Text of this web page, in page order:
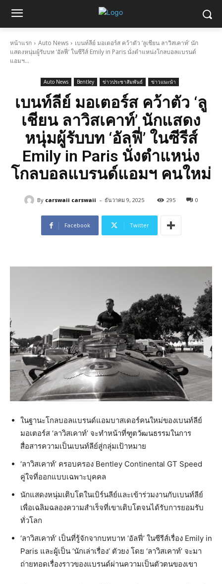
หน้าแรก Auto News
เบนท์ลีย์ มอเตอร์ส คว้าตัว ‘ลูเชียน ลาวิสเคาท์’ นัก
แสดงหนุ่มผู้รับบท ‘อัลฟี่’ ในซีรีส์ Emily in Paris นั่งตำแหน่งโกลบอลแบรนด์
แอมฯ...
Auto News Bentley ข่าวประชาสัมพันธ์ ข่าวแนะนำ
เบนท์ลีย์ มอเตอร์ส คว้าตัว ‘ลู
เชียน ลาวิสเคาท์’ นักแสดง
หนุ่มผู้รับบท ‘อัลฟี่’ ในซีรีส์
Emily in Paris นั่งตำแหน่ง
โกลบอลแบรนด์แอมฯ คนใหม่
By carswaii carswaii - ธันวาคม 9, 2025 295 0
Facebook Twitter
ในฐานะโกลบอลแบรนด์แอมบาสเดอร์คนใหม่ของเบนท์ลีย์
มอเตอร์ส ‘ลาวิสเคาท์’ จะทำหน้าที่ฑูตวัฒนธรรมในการ
สื่อสารความเป็นเบนท์ลีย์สู่กลุ่มเป้าหมาย
‘ลาวิสเคาท์’ ครอบครอง Bentley Continental GT Speed
คู่ใจ​​ที่ออกแบบเฉพาะบุคคล
นักแสดงหนุ่มเติบโตในเบิร์นลีย์และเข้าร่วมงานกับเบนท์ลีย์
เพื่อเฉลิมฉลองความสำเร็จที่เขาเติบโตจนได้รับการยอมรับ
ทั่วโลก
‘ลาวิสเคาท์’ เป็นที่รู้จักจากบทบาท ‘อัลฟี่’ ในซีรีส์เรื่อง Emily in
Paris และผู้เป็น ‘นักเล่าเรื่อง’ ตัวยง โดย ‘ลาวิสเคาท์’ จะมา
ถ่ายทอดเรื่องราวของแบรนด์ผ่านความเป็นตัวตนของเขา